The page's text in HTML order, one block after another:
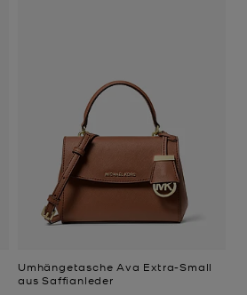
Umhängetasche Ava Extra-Small
aus Saffianleder